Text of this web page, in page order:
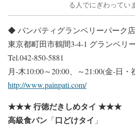
る人でにぎわってい
◆パンパティグランベリーパーク店
東京都町田市鶴間3-4-1 グランベリ
Tel.042-850-5881
月-木10:00～20:00、～21:00(金-日・
http://www.painpati.com/
★★★行徳だきしめタイ ★★★
高級食パン 「口どけタイ 」